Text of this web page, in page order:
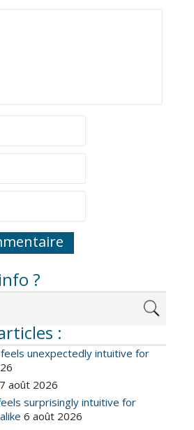
?
:
unexpectedly intuitive for
7 août 2026
surprisingly intuitive for
6 août 2026